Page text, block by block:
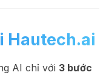
Hautech.ai
AI chỉ với 3 bước